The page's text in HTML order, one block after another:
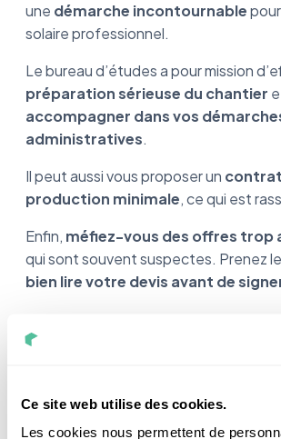
Ce site web utilise des cookies.
Les cookies nous permettent de
une démarche incontournable
solaire professionnel.
Le bureau d’études a pour mission
préparation sérieuse du chantier
accompagner dans vos
administratives.
Il peut aussi vous proposer un
production minimale, ce qui est
Enfin, méfiez-vous des offres trop
qui sont souvent suspectes. Prenez
bien lire votre devis avant de